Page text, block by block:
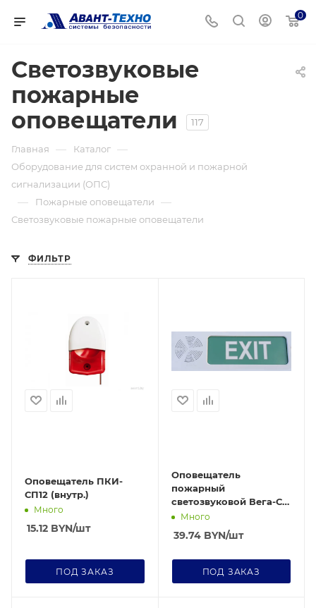
0
Светозвуковые
пожарные
оповещатели
117
Главная — Каталог —
Оборудование для систем охранной и пожарной
сигнализации (ОПС)
— Пожарные оповещатели —
Светозвуковые пожарные оповещатели
ФИЛЬТР
Оповещатель ПКИ-
СП12 (внутр.)
Много
15.12 BYN/шт
ПОД ЗАКАЗ
Оповещатель
пожарный
светозвуковой Вега-СЗ
Выход
Много
39.74BYN/шт
ПОД ЗАКАЗ